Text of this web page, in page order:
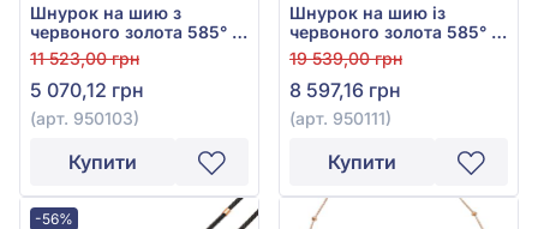
Шнурок на шию з
червоного золота 585° з
чорним текстилем, арт.
950103
11 523,00 грн
5 070,12 грн
(арт. 950103)
Купити
Шнурок на шию із
червоного золота 585° з
чорним текстилем, арт.
950111
19 539,00 грн
8 597,16 грн
(арт. 950111)
Купити
-56%